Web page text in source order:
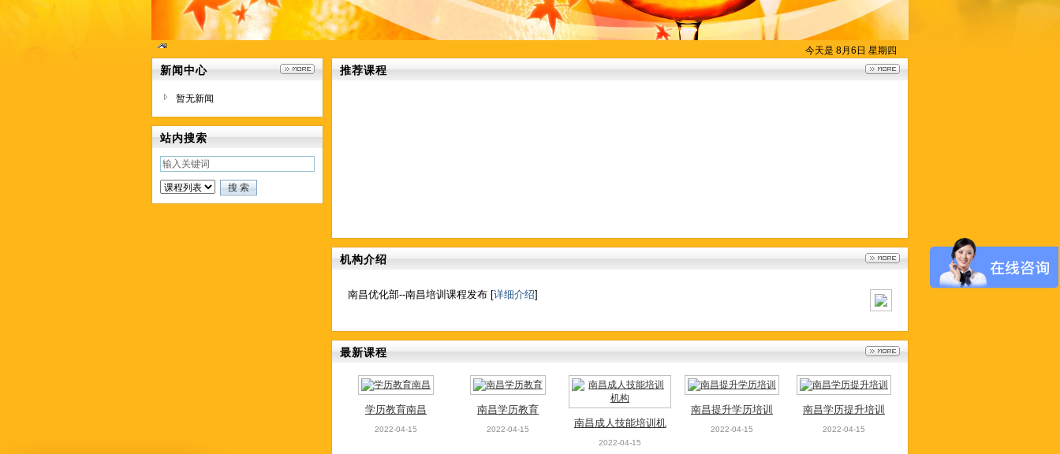
今天是 8月6日 星期四
新闻中心
暂无新闻
站内搜索
推荐课程
机构介绍
南昌优化部--南昌培训课程发布 [详细介绍]
最新课程
学历教育南昌
2022-04-15
南昌学历教育
2022-04-15
南昌成人技能培训机
构
2022-04-15
南昌提升学历培训
2022-04-15
南昌学历提升培训
2022-04-15